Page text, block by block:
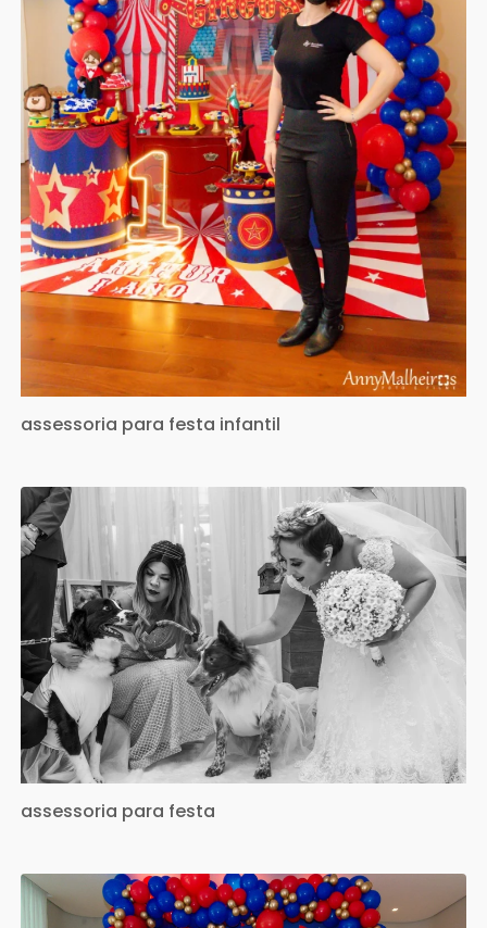
assessoria para festa infantil
assessoria para festa